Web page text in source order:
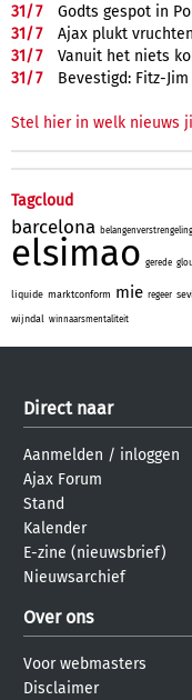
31/7
Godts gespot in
31/7
Ajax plukt
31/7
Vanuit het niets
31/7 Bevestigd: Fitz-
Stel hier in welk nieuws
Tagcloud
barcelona belangenverstrengeling
elsimao gerede
liquide marktconform mie regeer
wijndal winnaarsmentaliteit
Direct naar
Aanmelden / inloggen
Ajax Forum
Stand
Kalender
E-zine (nieuwsbrief)
Nieuwsarchief
Over ons
Voor webmasters
Disclaimer